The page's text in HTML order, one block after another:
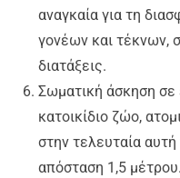
αναγκαία για τη
γονέων και τέκνων,
διατάξεις.
Σωματική άσκηση
κατοικίδιο ζώο,
στην τελευταία
απόσταση 1,5 μέτρου.